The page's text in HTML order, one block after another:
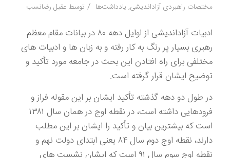
مختصات راهبردی آزاداندیشی, یادداشت‌ها / توسط عقیل رضانسب
ادبیات آزاداندیشی از اوایل دهه ۸۰ در بیانات مقام معظم
رهبری بسیار پر رنگ به کار رفته و به زبان ها و ادبیات های
مختلفی برای راه افتادن این بحث در جامعه مورد تأکید و
توضیح ایشان قرار گرفته است.
در طول دو دهه گذشته تأکید ایشان بر این مقوله فراز و
فرودهایی داشته است، در نقطه اوج در همان سال ۱۳۸۱
است که بیشترین بیان و تأکید را ایشان بر این مطلب
دارند، نقطه اوج دوم سال ۸۴ یعنی ابتدای دولت نهم و
نقطه اوج سوم سال ۹۱ است که ایشان نشست های